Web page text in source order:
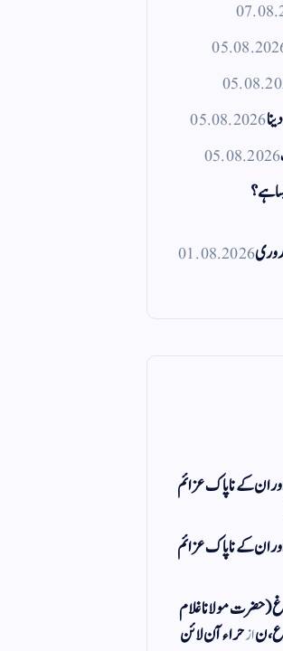
05.08.2026
05.08.2026
ہے؟
01.08.2026
ان کے نا پاک عزائم
ان کے نا پاک عزائم
مولانا غلام
، نازحراء آن لائن